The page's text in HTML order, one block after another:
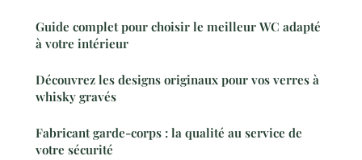
Guide complet pour choisir le meilleur WC adapté
à votre intérieur
Découvrez les designs originaux pour vos verres à
whisky gravés
Fabricant garde-corps : la qualité au service de
votre sécurité